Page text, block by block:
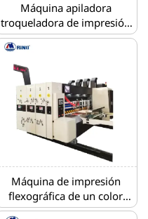
Máquina apiladora
troqueladora de impresión
bicolor
Máquina de impresión
flexográfica de un color
con troqueladora